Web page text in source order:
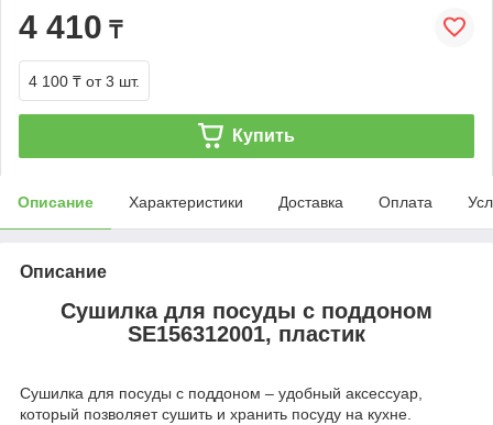
4 410 ₸
4 100 ₸ от 3 шт.
Купить
Описание Характеристики Доставка Оплата
Описание
Сушилка для посуды с поддоном
SE156312001, пластик
Сушилка для посуды с поддоном – удобный аксессуар,
который позволяет сушить и хранить посуду на кухне.